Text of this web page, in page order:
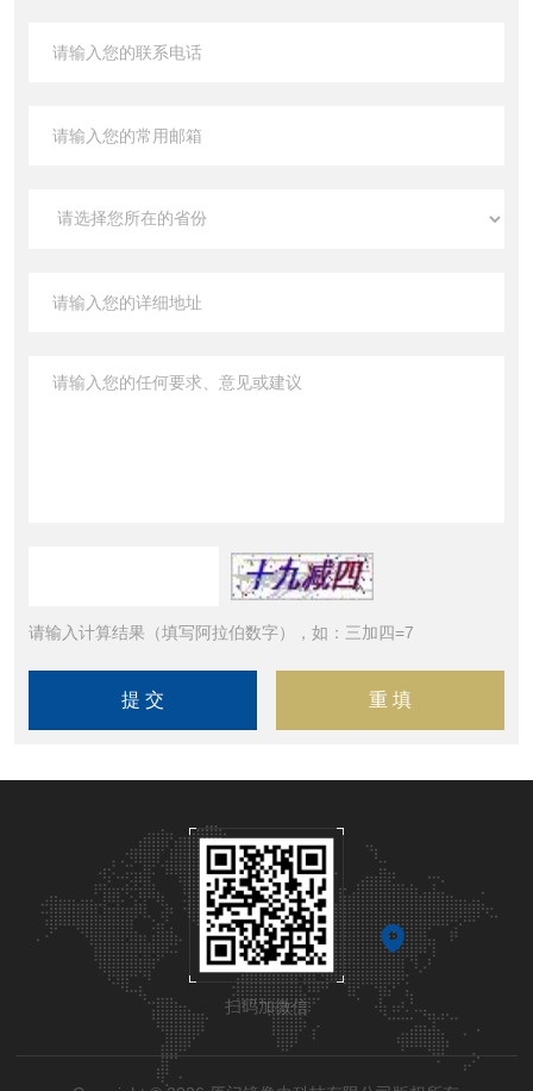
请输入计算结果（填写阿拉伯数字），如：三加四=7
扫码加微信